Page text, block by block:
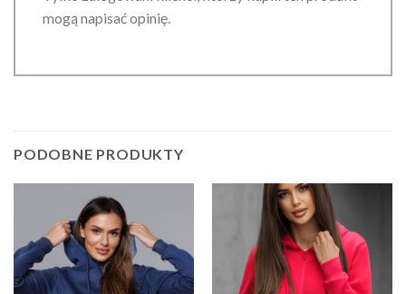
mogą napisać opinię.
PODOBNE PRODUKTY